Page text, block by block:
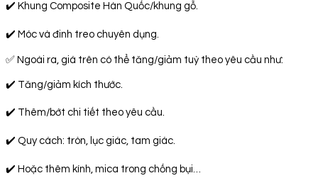
✔️ Khung Composite Hàn Quốc/khung gỗ.
✔️ Móc và đinh treo chuyên dụng.
✅ Ngoài ra, giá trên có thể tăng/giảm tuỳ theo yêu cầu như:
✔️ Tăng/giảm kích thước.
✔️ Thêm/bớt chi tiết theo yêu cầu.
✔️ Quy cách: tròn, lục giác, tam giác.
✔️ Hoặc thêm kính, mica trong chống bụi…